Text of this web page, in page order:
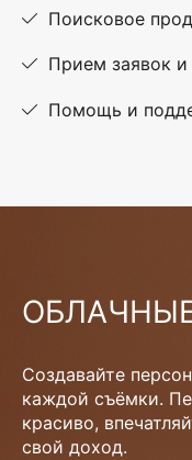
Поисковое
Прием заявок и
Помощь и
Создавайте
каждой съёмки.
красиво,
свой доход.